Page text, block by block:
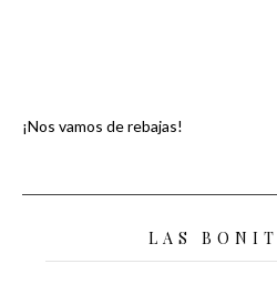
Navegación
de
entradas
¡Nos vamos de rebajas!
LAS